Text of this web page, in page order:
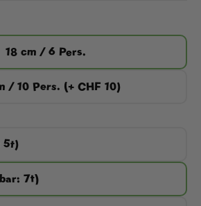
18 cm / 6 Pers.
/ 10 Pers. (+ CHF 10)
5t)
7t)